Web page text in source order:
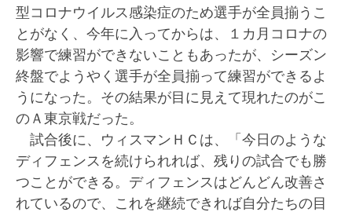
型コロナウイルス感染症のため選手が全員揃うこ
とがなく、今年に入ってからは、１カ月コロナの
影響で練習ができないこともあったが、シーズン
終盤でようやく選手が全員揃って練習ができるよ
うになった。その結果が目に見えて現れたのがこ
のＡ東京戦だった。
試合後に、ウィスマンＨＣは、「今日のような
ディフェンスを続けられれば、残りの試合でも勝
つことができる。ディフェンスはどんどん改善さ
れているので、これを継続できれば自分たちの目